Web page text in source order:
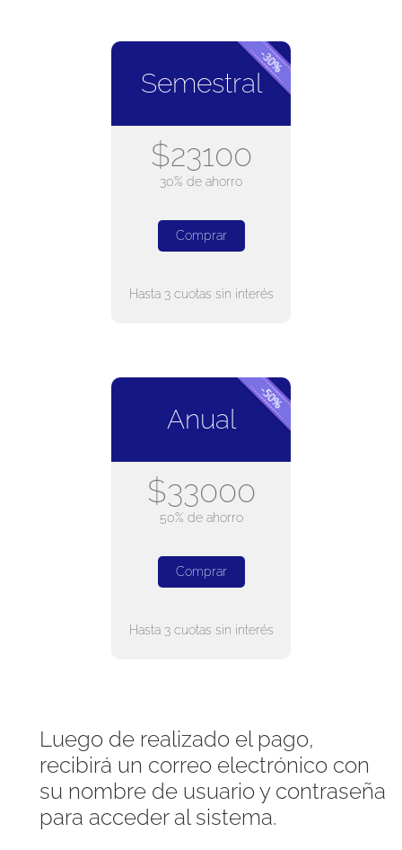
Semestral
$23100
30% de ahorro
Comprar
Hasta 3 cuotas sin interés
Anual
$33000
50% de ahorro
Comprar
Hasta 3 cuotas sin interés
Luego de realizado el pago,
recibirá un correo electrónico con
su nombre de usuario y contraseña
para acceder al sistema.